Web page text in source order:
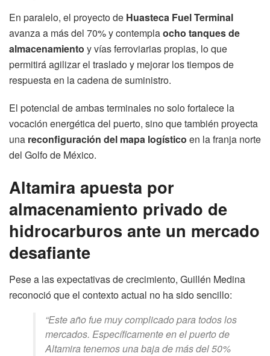
En paralelo, el proyecto de Huasteca Fuel Terminal
avanza a más del 70% y contemplaocho tanques de
almacenamiento y vías ferroviarias propias, lo que
permitirá agilizar el traslado y mejorar los tiempos de
respuesta en la cadena de suministro.
El potencial de ambas terminales no solo fortalece la
vocación energética del puerto, sino que también proyecta
una reconfiguración del mapa logístico en la franja norte
del Golfo de México.
Altamira apuesta por
almacenamiento privado de
hidrocarburos ante un mercado
desafiante
Pese a las expectativas de crecimiento, Guillén Medina
reconoció que el contexto actual no ha sido sencillo:
“Este año fue muy complicado para todos los
mercados. Específicamente en el puerto de
Altamira tenemos una baja de más del 50%